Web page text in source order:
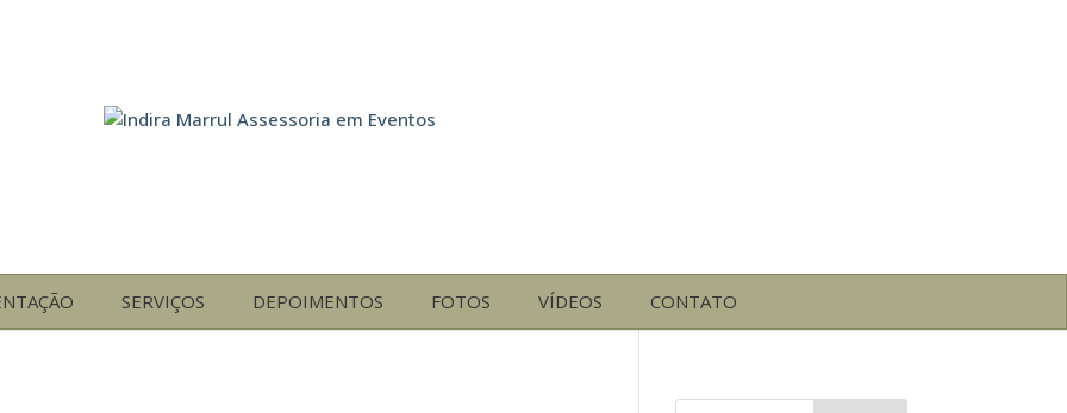
SERVIÇOS DEPOIMENTOS FOTOS VÍDEOS CONTATO